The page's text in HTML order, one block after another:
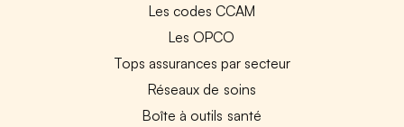
Les codes CCAM
Les OPCO
Tops assurances par secteur
Réseaux de soins
Boîte à outils santé